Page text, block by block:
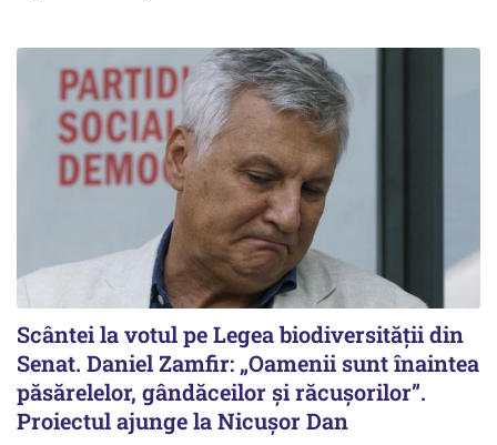
Scântei la votul pe Legea biodiversității din
Senat. Daniel Zamfir: „Oamenii sunt înaintea
păsărelelor, gândăceilor și răcușorilor”.
Proiectul ajunge la Nicușor Dan